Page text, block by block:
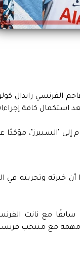
الفرنسي راندال
عن سعادته بالانضمام إلى
خبرته وتجربته في
مع نانت
مهمة مع منتخب